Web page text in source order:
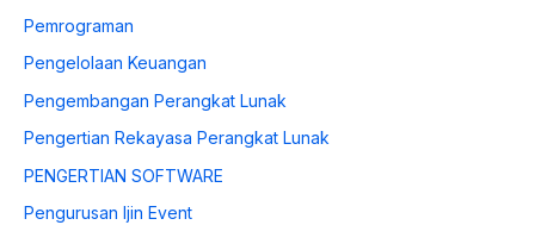
Pemrograman
Pengelolaan Keuangan
Pengembangan Perangkat Lunak
Pengertian Rekayasa Perangkat Lunak
PENGERTIAN SOFTWARE
Pengurusan Ijin Event